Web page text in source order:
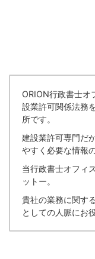
ORION行政書士オ
設業許可関係法務
所です。
建設業許可専門だ
やすく必要な情報
当行政書士オフィ
ットー。
貴社の業務に関す
としての人脈にお